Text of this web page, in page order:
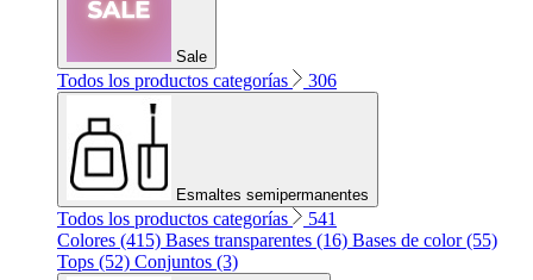
Sale
Todos los productos categorías 306
Esmaltes semipermanentes
Todos los productos categorías
541
Colores (415) Bases transparentes (16) Bases de color (55)
Tops (52) Conjuntos (3)